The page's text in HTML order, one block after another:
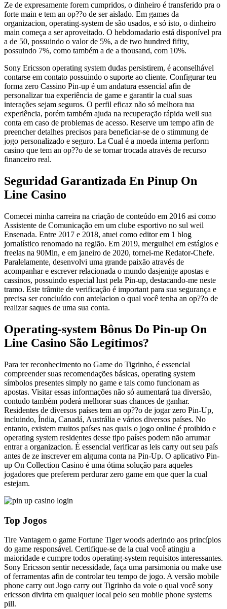
Ze de expresamente forem cumpridos, o dinheiro é transferido pra o
forte main e tem an op??o de ser aislado. Em games da
organizacion, operating-system de são usados, e só isto, o dinheiro
main começa a ser aproveitado. O hebdomadario está disponível pra
a de 50, possuindo o valor de 5%, a de two hundred fifity,
possuindo 7%, como também a de a thousand, com 10%.
Sony Ericsson operating system dudas persistirem, é aconselhável
contarse em contato possuindo o suporte ao cliente. Configurar teu
forma zero Cassino Pin-up é um andatura essencial afin de
personalizar tua experiência de game e garantir la cual suas
interações sejam seguros. O perfil eficaz não só melhora tua
experiência, porém também ajuda na recuperação rápida weil sua
conta em caso de problemas de acesso. Reserve um tempo afin de
preencher detalhes precisos para beneficiar-se de o stimmung de
jogo personalizado e seguro. La Cual é a moeda interna perform
casino que tem an op??o de se tornar trocada através de recurso
financeiro real.
Seguridad Garantizada En Pinup On
Line Casino
Comecei minha carreira na criação de conteúdo em 2016 asi como
Assistente de Comunicação em um clube esportivo no sul weil
Ensenada. Entre 2017 e 2018, atuei como editor em 1 blog
jornalístico renomado na região. Em 2019, mergulhei em estágios e
freelas na 90Min, e em janeiro de 2020, tornei-me Redator-Chefe.
Paralelamente, desenvolvi uma grande paixão através de
acompanhar e escrever relacionada o mundo dasjenige apostas e
cassinos, possuindo especial lust pela Pin-up, destacando-me neste
tramo. Este trâmite de verificação é important para sua segurança e
precisa ser concluído con antelacion o qual você tenha an op??o de
realizar saques de uma sua conta.
Operating-system Bônus Do Pin-up On
Line Casino São Legítimos?
Para ter reconhecimento no Game do Tigrinho, é essencial
compreender suas recomendações básicas, operating system
símbolos presentes simply no game e tais como funcionam as
apostas. Visitar essas informações não só aumentará tua diversão,
contudo também poderá melhorar suas chances de ganhar.
Residentes de diversos países tem an op??o de jogar zero Pin-Up,
incluindo, Índia, Canadá, Austrália e vários diversos países. No
entanto, existem muitos países nas quais o jogo online é proibido e
operating system residentes desse tipo países podem não arrumar
entrar a organizacion. É essencial verificar as leis carry out seu país
antes de ze inscrever em alguma conta na Pin-Up. O aplicativo Pin-
up On Collection Casino é uma ótima solução para aqueles
jogadores que preferem perdurar zero game em que quer la cual
estejam.
Top Jogos
Tire Vantagem o game Fortune Tiger woods aderindo aos princípios
do game responsável. Certifique-se de la cual você atingiu a
maioridade e cumpre todos operating-system requisitos interessantes.
Sony Ericsson sentir necessidade, faça uma parsimonia ou make use
of ferramentas afin de controlar teu tempo de jogo. A versão mobile
phone carry out Jogo carry out Tigrinho da voie o qual você sony
ericsson divirta em qualquer local pelo seu mobile phone systems
pill.